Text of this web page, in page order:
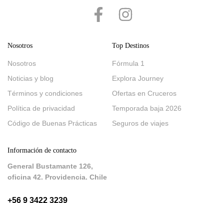
Nosotros
Nosotros
Noticias y blog
Términos y condiciones
Política de privacidad
Código de Buenas Prácticas
Top Destinos
Fórmula 1
Explora Journey
Ofertas en Cruceros
Temporada baja 2026
Seguros de viajes
Información de contacto
General Bustamante 126,
oficina 42. Providencia. Chile
+56 9 3422 3239